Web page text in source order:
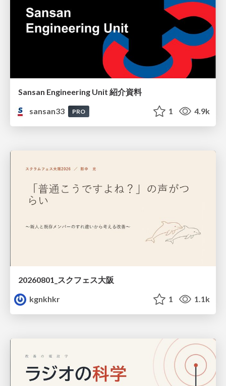
Sansan Engineering Unit 紹介資料
sansan33
PRO 1 4.9k
20260801_スクフェス大阪
kgnkhkr
1 1.1k